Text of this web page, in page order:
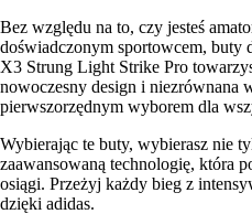
Bez względu na to, czy jesteś
doświadczonym sportowcem, buty
X3 Strung Light Strike Pro
nowoczesny design i niezrównana
pierwszorzędnym wyborem dla
Wybierając te buty, wybierasz nie
zaawansowaną technologię, która
osiągi. Przeżyj każdy bieg z
dzięki adidas.